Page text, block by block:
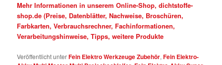
Mehr Informationen in unserem Online-Shop, dichtstoffe-
shop.de (Preise, Datenblätter, Nachweise, Broschüren,
Farbkarten, Verbrauchsrechner, Fachinformationen,
Verarbeitungshinweise, Tipps, weitere Produkte
Veröffentlicht unterFein Elektro Werkzeuge Zubehör,Fein Elektro-